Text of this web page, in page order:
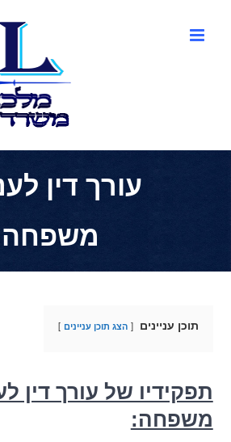
עורך דין
משפחה
תוכן עניינים הצג תוכן עניינים
תפקידיו של עורך דין
משפחה: